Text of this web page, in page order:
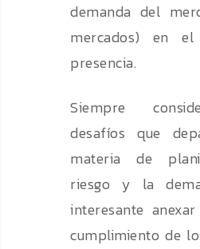
demanda del
mercados) en
presencia.
Siempre
desafíos que
materia de
riesgo y la
interesante
cumplimiento de